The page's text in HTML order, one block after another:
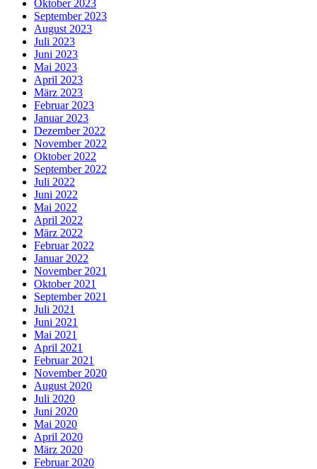
Oktober 2023
September 2023
August 2023
Juli 2023
Juni 2023
Mai 2023
April 2023
März 2023
Februar 2023
Januar 2023
Dezember 2022
November 2022
Oktober 2022
September 2022
Juli 2022
Juni 2022
Mai 2022
April 2022
März 2022
Februar 2022
Januar 2022
November 2021
Oktober 2021
September 2021
Juli 2021
Juni 2021
Mai 2021
April 2021
Februar 2021
November 2020
August 2020
Juli 2020
Juni 2020
Mai 2020
April 2020
März 2020
Februar 2020